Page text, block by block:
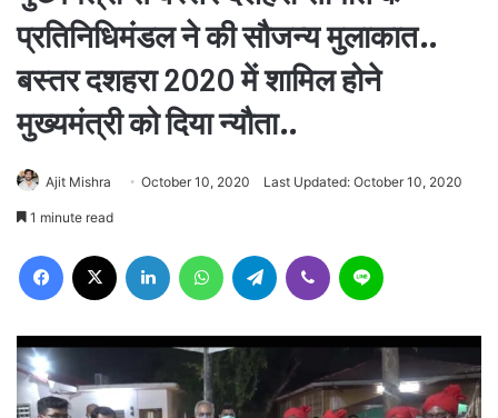
प्रतिनिधिमंडल ने की सौजन्य मुलाकात..
बस्तर दशहरा 2020 में शामिल होने
मुख्यमंत्री को दिया न्यौता..
Ajit Mishra October 10, 2020 Last Updated: October 10, 2020
1 minute read
Facebook LinkedIn WhatsAppTelegram Viber